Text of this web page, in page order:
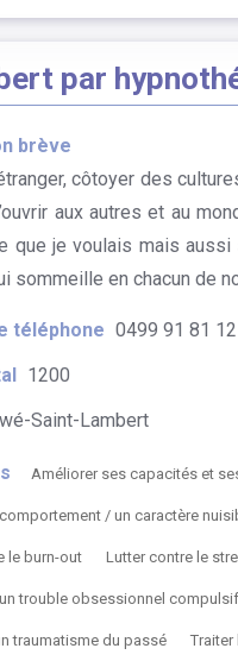
par
brève
côtoyer des
aux autres et au
que je voulais mais aussi
sommeille en chacun de
téléphone 0499 91 81 12
1200
Saint-Lambert
Améliorer ses capacités et
/ un caractère
le burn-out Lutter contre le
trouble obsessionnel compulsif
traumatisme du passé Traiter